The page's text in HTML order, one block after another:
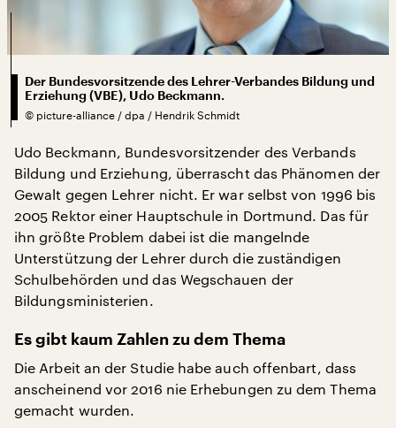
Der Bundesvorsitzende des Lehrer-Verbandes Bildung und
Erziehung (VBE), Udo Beckmann.
© picture-alliance / dpa / Hendrik Schmidt
Udo Beckmann, Bundesvorsitzender des Verbands
Bildung und Erziehung, überrascht das Phänomen der
Gewalt gegen Lehrer nicht. Er war selbst von 1996 bis
2005 Rektor einer Hauptschule in Dortmund. Das für
ihn größte Problem dabei ist die mangelnde
Unterstützung der Lehrer durch die zuständigen
Schulbehörden und das Wegschauen der
Bildungsministerien.
Es gibt kaum Zahlen zu dem Thema
Die Arbeit an der Studie habe auch offenbart, dass
anscheinend vor 2016 nie Erhebungen zu dem Thema
gemacht wurden.